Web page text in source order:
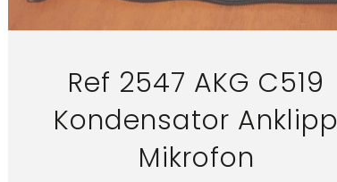
Ref 2547 AKG C519
Kondensator Anklipp
Mikrofon